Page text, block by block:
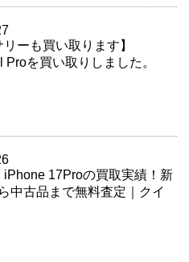
リーも買い取ります】
を買い取りしました。
iPhone 17Proの買取実績！新
中古品まで無料査定｜クイ